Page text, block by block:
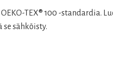
TEX® 100 -standardia.
sähköisty.